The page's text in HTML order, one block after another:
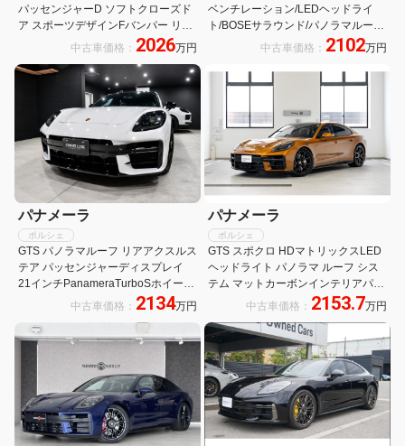
パッセンジャーD ソフトクローズド
ア スポーツデザインFバンパー リア
アクスルステアリング ナイトビジョ
スライディングルーフ
中古車価格： 2026万円
ベンチレーション/LEDヘッドライ
ト/BOSEサラウンド/パノラマルーフ
4WD メモリーナビ バックカメラ 革
全周囲カメラ 禁煙車
中古車価格： 2102万円
パナメーラ
ポルシェ
GTS パノラマルーフ リアアクスルス
テア パッセンジャーディスプレイ
21インチPanameraTurboSホイール
(ハイグロスブラック) スポクロ ツー
中古車価格： 2134万円
パナメーラ
ポルシェ
GTS スポクロ HDマトリックスLED
ヘッドライト パノラマ ルーフ シス
テム マットカーボンインテリアパッ
ケージ 21インチ Panamera
ディスプレイ
中古車価格： 2153.7万円